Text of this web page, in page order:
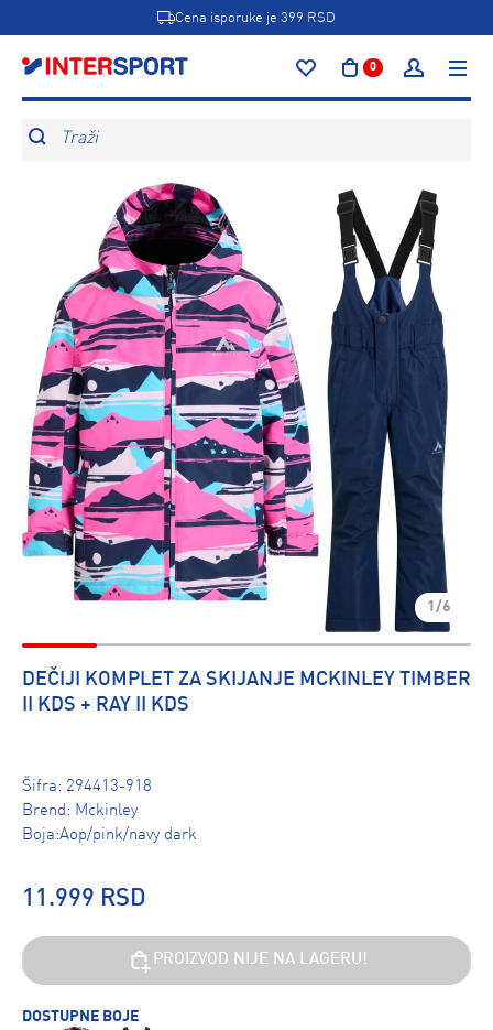
Cena isporuke je 399 RSD
0
Traži
1/6
DEČIJI KOMPLET ZA SKIJANJE MCKINLEY TIMBER
II KDS + RAY II KDS
Šifra: 294413-918
Brend: Mckinley
Boja:Aop/pink/navy dark
11.999 RSD
PROIZVOD NIJE NA LAGERU!
DOSTUPNE BOJE